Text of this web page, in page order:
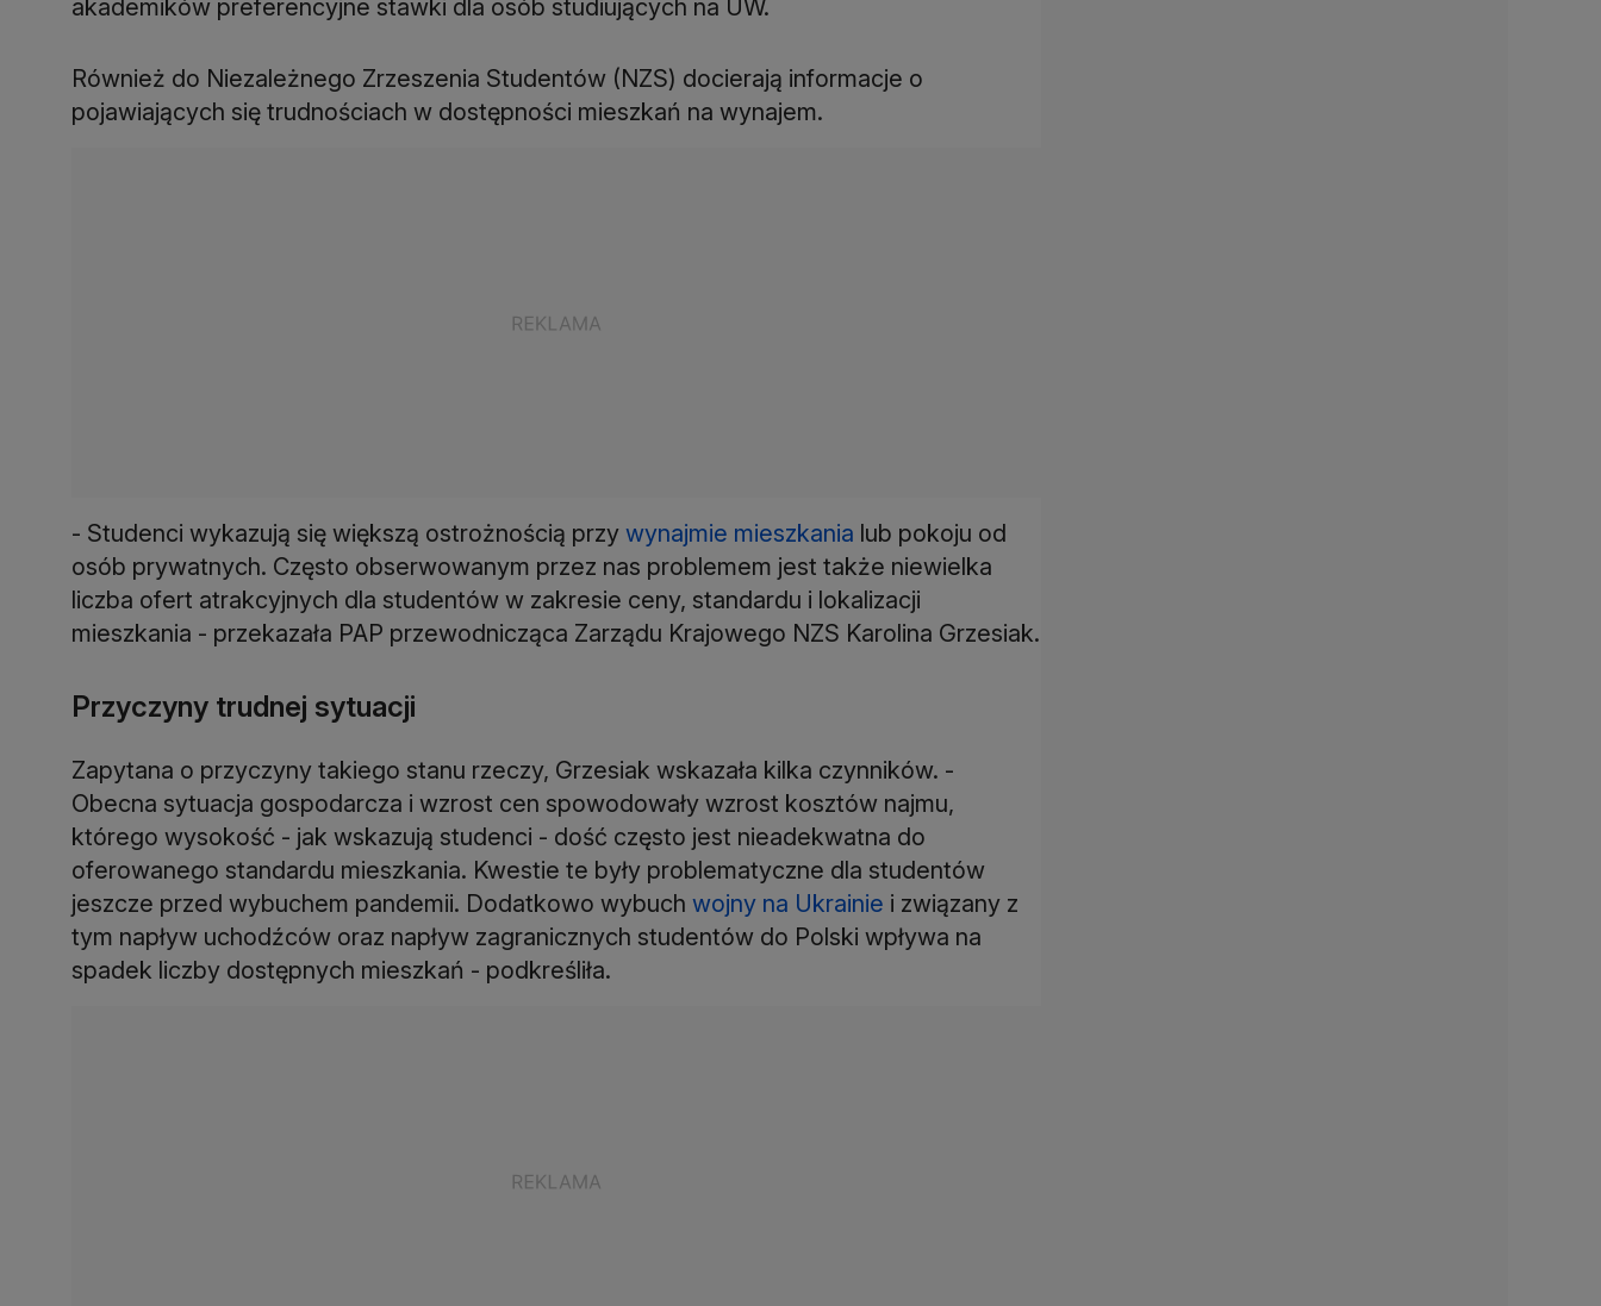
akademików preferencyjne stawki dla osób studiujących na UW.
Również do Niezależnego Zrzeszenia Studentów (NZS) docierają informacje o
pojawiających się trudnościach w dostępności mieszkań na wynajem.
- Studenci wykazują się większą ostrożnością przy wynajmie mieszkania lub pokoju od
osób prywatnych. Często obserwowanym przez nas problemem jest także niewielka
liczba ofert atrakcyjnych dla studentów w zakresie ceny, standardu i lokalizacji
mieszkania - przekazała PAP przewodnicząca Zarządu Krajowego NZS Karolina Grzesiak.
Przyczyny trudnej sytuacji
Zapytana o przyczyny takiego stanu rzeczy, Grzesiak wskazała kilka czynników. -
Obecna sytuacja gospodarcza i wzrost cen spowodowały wzrost kosztów najmu,
którego wysokość - jak wskazują studenci - dość często jest nieadekwatna do
oferowanego standardu mieszkania. Kwestie te były problematyczne dla studentów
jeszcze przed wybuchem pandemii. Dodatkowo wybuch wojny na Ukrainie i związany z
tym napływ uchodźców oraz napływ zagranicznych studentów do Polski wpływa na
spadek liczby dostępnych mieszkań - podkreśliła.